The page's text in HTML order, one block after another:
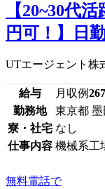
【20~30代
円可！】日
UTエージェント株
給与 月収例
勤務地
東京都 墨
寮・社宅 なし
仕事内容 機械系工
無料電話で